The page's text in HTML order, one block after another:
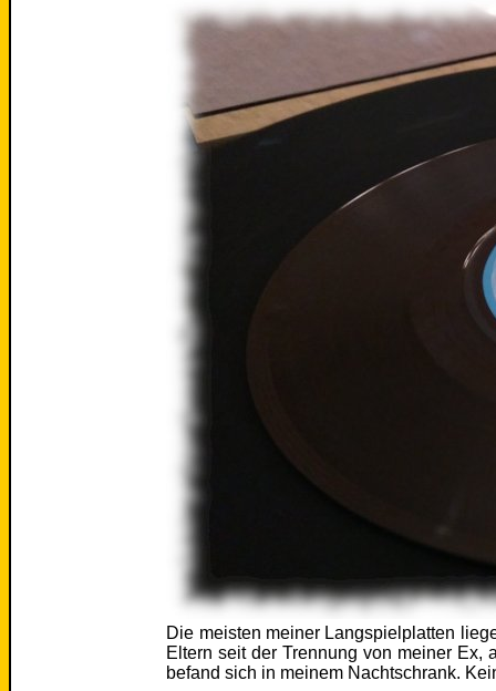
Die meisten meiner Langspielplatten
Eltern seit der Trennung von meiner Ex,
befand sich in meinem Nachtschrank.